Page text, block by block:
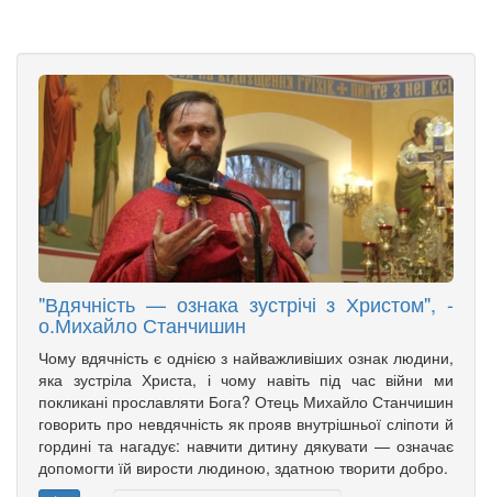
"Вдячність — ознака зустрічі з Христом", -
о.Михайло Станчишин
Чому вдячність є однією з найважливіших ознак людини,
яка зустріла Христа, і чому навіть під час війни ми
покликані прославляти Бога? Отець Михайло Станчишин
говорить про невдячність як прояв внутрішньої сліпоти й
гордині та нагадує: навчити дитину дякувати — означає
допомогти їй вирости людиною, здатною творити добро.